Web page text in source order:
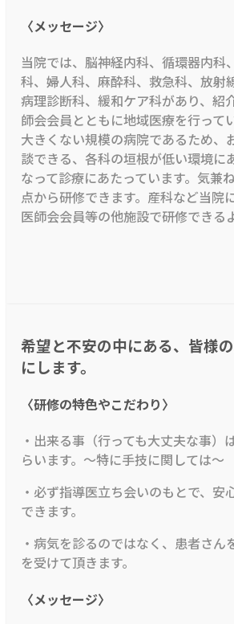
〈メッセージ〉
当院では、脳神経内科、循環器内科
科、婦人科、麻酔科、救急科、放射
病理診断科、緩和ケア科があり、紹
師会会員とともに地域医療を行って
大きくない規模の病院であるため、
談できる、各科の垣根が低い環境に
なって診療にあたっています。気兼
点から研修できます。産科など当院
医師会会員等の他施設で研修できる
希望と不安の中にある、皆様
にします。
〈研修の特色やこだわり〉
・出来る事（行っても大丈夫な事）
らいます。～特に手技に関しては～
・必ず指導医立ち会いのもとで、安
できます。
・病気を診るのではなく、患者さん
を受けて頂きます。
〈メッセージ〉